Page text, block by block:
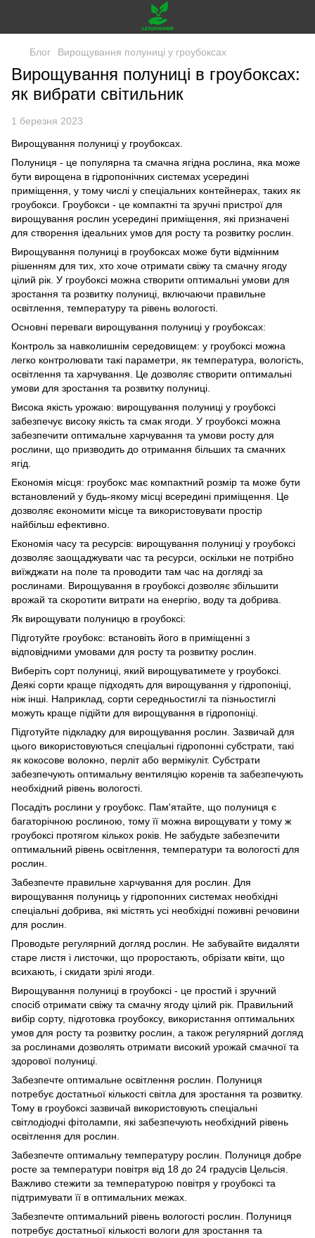
Блог Вирощування полуниці у гроубоксах
Вирощування полуниці в гроубоксах:
як вибрати світильник
1 березня 2023
Вирощування полуниці у гроубоксах.
Полуниця - це популярна та смачна ягідна рослина, яка може
бути вирощена в гідропонічних системах усередині
приміщення, у тому числі у спеціальних контейнерах, таких як
гроубокси. Гроубокси - це компактні та зручні пристрої для
вирощування рослин усередині приміщення, які призначені
для створення ідеальних умов для росту та розвитку рослин.
Вирощування полуниці в гроубоксах може бути відмінним
рішенням для тих, хто хоче отримати свіжу та смачну ягоду
цілий рік. У гроубоксі можна створити оптимальні умови для
зростання та розвитку полуниці, включаючи правильне
освітлення, температуру та рівень вологості.
Основні переваги вирощування полуниці у гроубоксах:
Контроль за навколишнім середовищем: у гроубоксі можна
легко контролювати такі параметри, як температура, вологість,
освітлення та харчування. Це дозволяє створити оптимальні
умови для зростання та розвитку полуниці.
Висока якість урожаю: вирощування полуниці у гроубоксі
забезпечує високу якість та смак ягоди. У гроубоксі можна
забезпечити оптимальне харчування та умови росту для
рослини, що призводить до отримання більших та смачних
ягід.
Економія місця: гроубокс має компактний розмір та може бути
встановлений у будь-якому місці всередині приміщення. Це
дозволяє економити місце та використовувати простір
найбільш ефективно.
Економія часу та ресурсів: вирощування полуниці у гроубоксі
дозволяє заощаджувати час та ресурси, оскільки не потрібно
виїжджати на поле та проводити там час на догляді за
рослинами. Вирощування в гроубоксі дозволяє збільшити
врожай та скоротити витрати на енергію, воду та добрива.
Як вирощувати полуницю в гроубоксі:
Підготуйте гроубокс: встановіть його в приміщенні з
відповідними умовами для росту та розвитку рослин.
Виберіть сорт полуниці, який вирощуватимете у гроубоксі.
Деякі сорти краще підходять для вирощування у гідропоніці,
ніж інші. Наприклад, сорти середньостиглі та пізньостиглі
можуть краще підійти для вирощування в гідропоніці.
Підготуйте підкладку для вирощування рослин. Зазвичай для
цього використовуються спеціальні гідропонні субстрати, такі
як кокосове волокно, перліт або вермікуліт. Субстрати
забезпечують оптимальну вентиляцію коренів та забезпечують
необхідний рівень вологості.
Посадіть рослини у гроубокс. Пам'ятайте, що полуниця є
багаторічною рослиною, тому її можна вирощувати у тому ж
гроубоксі протягом кількох років. Не забудьте забезпечити
оптимальний рівень освітлення, температури та вологості для
рослин.
Забезпечте правильне харчування для рослин. Для
вирощування полуниць у гідропонних системах необхідні
спеціальні добрива, які містять усі необхідні поживні речовини
для рослин.
Проводьте регулярний догляд рослин. Не забувайте видаляти
старе листя і листочки, що проростають, обрізати квіти, що
всихають, і скидати зрілі ягоди.
Вирощування полуниці в гроубоксі - це простий і зручний
спосіб отримати свіжу та смачну ягоду цілий рік. Правильний
вибір сорту, підготовка гроубоксу, використання оптимальних
умов для росту та розвитку рослин, а також регулярний догляд
за рослинами дозволять отримати високий урожай смачної та
здорової полуниці.
Забезпечте оптимальне освітлення рослин. Полуниця
потребує достатньої кількості світла для зростання та розвитку.
Тому в гроубоксі зазвичай використовують спеціальні
світлодіодні фітолампи, які забезпечують необхідний рівень
освітлення для рослин.
Забезпечте оптимальну температуру рослин. Полуниця добре
росте за температури повітря від 18 до 24 градусів Цельсія.
Важливо стежити за температурою повітря у гроубоксі та
підтримувати її в оптимальних межах.
Забезпечте оптимальний рівень вологості рослин. Полуниця
потребує достатньої кількості вологи для зростання та